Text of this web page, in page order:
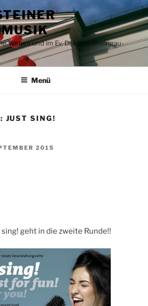
Wehen und im Ev. Dekanat Rheingau-
Menü
JUST SING!
2015
geht in die zweite Runde!!